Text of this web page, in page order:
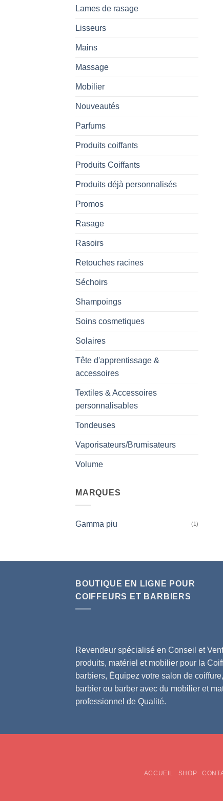
Lames de rasage
Lisseurs
Mains
Massage
Mobilier
Nouveautés
Parfums
Produits coiffants
Produits Coiffants
Produits déjà personnalisés
Promos
Rasage
Rasoirs
Retouches racines
Séchoirs
Shampoings
Soins cosmetiques
Solaires
Tête d'apprentissage &
accessoires
Textiles & Accessoires
personnalisables
Tondeuses
Vaporisateurs/Brumisateurs
Volume
MARQUES
Gamma piu (1)
BOUTIQUE EN LIGNE POUR
COIFFEURS ET BARBIERS
Revendeur spécialisé en Conseil et
produits, matériel et mobilier pour la
barbiers, Équipez votre salon de coiffure,
barbier ou barber avec du mobilier et
professionnel de Qualité.
ACCUEIL SHOP